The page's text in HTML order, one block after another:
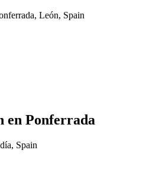
León, Spain
Ponferrada
Spain